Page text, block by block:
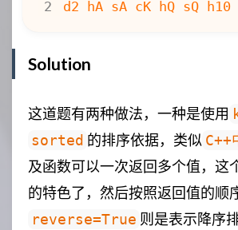
Solution
这道题有两种做法，一种是使用
sorted 的排序依据，类似 C++
及函数可以一次返回多个值，这
的特色了，然后按照返回值的顺
reverse=True 则是表示降序排